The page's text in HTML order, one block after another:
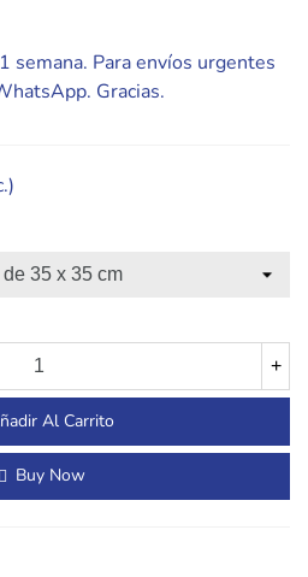
1 semana. Para envíos urgentes
Gracias.
+
Al Carrito
Buy Now